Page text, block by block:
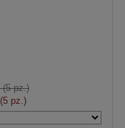
pz.)
pz.)